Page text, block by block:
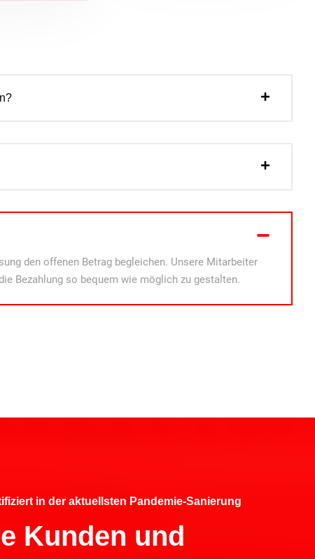
den offenen Betrag begleichen. Unsere Mitarbeiter
Bezahlung so bequem wie möglich zu gestalten.
in der aktuellsten Pandemie-Sanierung
Kunden und